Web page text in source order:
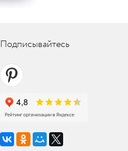
Подписывайтесь